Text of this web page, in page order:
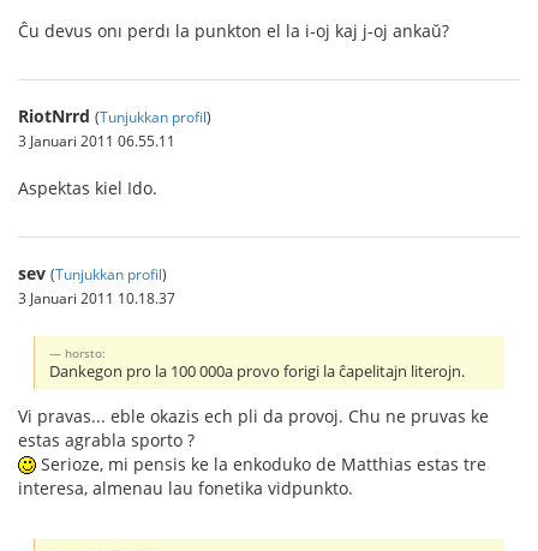
Ĉu devus onı perdı la punkton el la i-oj kaj j-oj ankaŭ?
RiotNrrd (Tunjukkan profil)
3 Januari 2011 06.55.11
Aspektas kiel Ido.
sev (Tunjukkan profil)
3 Januari 2011 10.18.37
horsto:
Dankegon pro la 100 000a provo forigi la ĉapelitajn literojn.
Vi pravas... eble okazis ech pli da provoj. Chu ne pruvas ke
estas agrabla sporto ?
Serioze, mi pensis ke la enkoduko de Matthias estas tre
interesa, almenau lau fonetika vidpunkto.